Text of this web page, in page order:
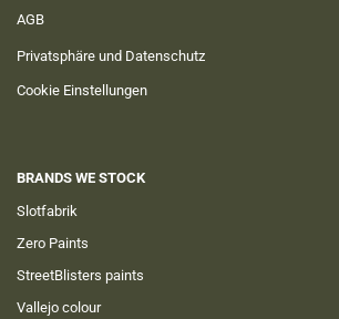
AGB
Privatsphäre und Datenschutz
Cookie Einstellungen
BRANDS WE STOCK
Slotfabrik
Zero Paints
StreetBlisters paints
Vallejo colour